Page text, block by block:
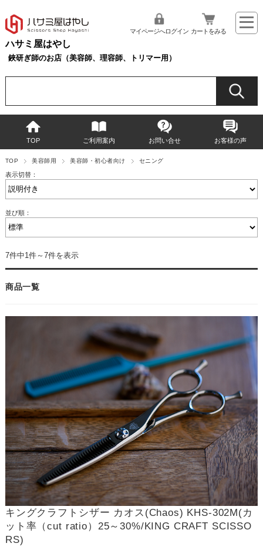
ハサミ屋はやし
鋏研ぎ師のお店（美容師、理容師、トリマー用）
マイページへログイン カートをみる
TOP ご利用案内 お問い合せ お客様の声
TOP 美容師用 美容師・初心者向け セニング
表示切替：
並び順：
7件中1件～7件を表示
商品一覧
キングクラフトシザー カオス(Chaos) KHS-302M(カ
ット率（cut ratio）25～30%/KING CRAFT SCISSO
RS)